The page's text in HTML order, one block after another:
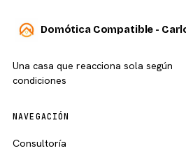
Domótica Compatible -
Una casa que reacciona sola según
condiciones
NAVEGACIÓN
Consultoría